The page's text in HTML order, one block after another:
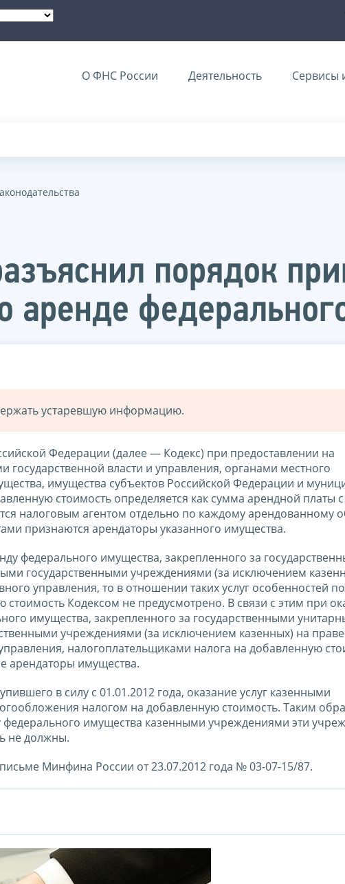
О ФНС России Деятельность Сервисы
порядок
аренде
устаревшую информацию.
Федерации (далее — Кодекс) при предоставлении на
власти и управления, органами местного
имущества субъектов Российской Федерации и
стоимость определяется как сумма арендной платы
налоговым агентом отдельно по каждому арендованному
признаются арендаторы указанного имущества.
федерального имущества, закрепленного за
государственными учреждениями (за исключением
управления, то в отношении таких услуг особенностей по
Кодексом не предусмотрено. В связи с этим при
имущества, закрепленного за государственными
учреждениями (за исключением казенных) на праве
налогоплательщиками налога на добавленную
арендаторы имущества.
в силу с 01.01.2012 года, оказание услуг казенными
налогом на добавленную стоимость. Таким
федерального имущества казенными учреждениями эти
не должны.
Минфина России от 23.07.2012 года № 03-07-15/87.